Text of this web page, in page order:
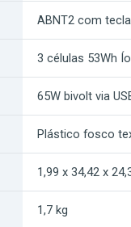
ABNT2 com
3 células 53Wh
65W bivolt via
Plástico fosco
1,99 x 34,42 x
1,7 kg